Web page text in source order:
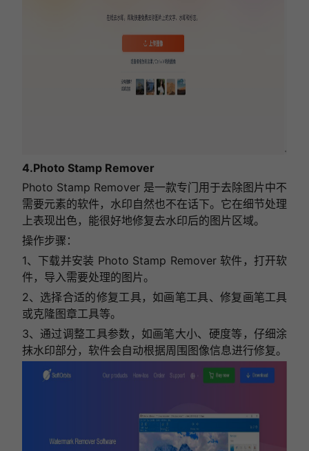
4.Photo Stamp Remover
Photo Stamp Remover 是一款专门用于去除图片中不
需要元素的软件，水印自然也不在话下。它在细节处理
上表现出色，能很好地修复去水印后的图片区域。
操作步骤：
1、下载并安装 Photo Stamp Remover 软件，打开软
件，导入需要处理的图片。
2、选择合适的修复工具，如画笔工具、修复画笔工具
或克隆图章工具等。
3、通过调整工具参数，如画笔大小、硬度等，仔细涂
抹水印部分，软件会自动根据周围图像信息进行修复。